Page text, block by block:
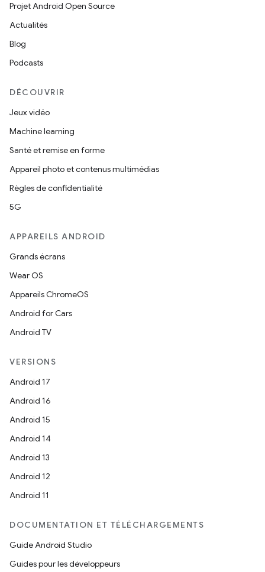
Projet Android Open Source
Actualités
Blog
Podcasts
DÉCOUVRIR
Jeux vidéo
Machine learning
Santé et remise en forme
Appareil photo et contenus multimédias
Règles de confidentialité
5G
APPAREILS ANDROID
Grands écrans
Wear OS
Appareils ChromeOS
Android for Cars
Android TV
VERSIONS
Android 17
Android 16
Android 15
Android 14
Android 13
Android 12
Android 11
DOCUMENTATION ET TÉLÉCHARGEMENTS
Guide Android Studio
Guides pour les développeurs